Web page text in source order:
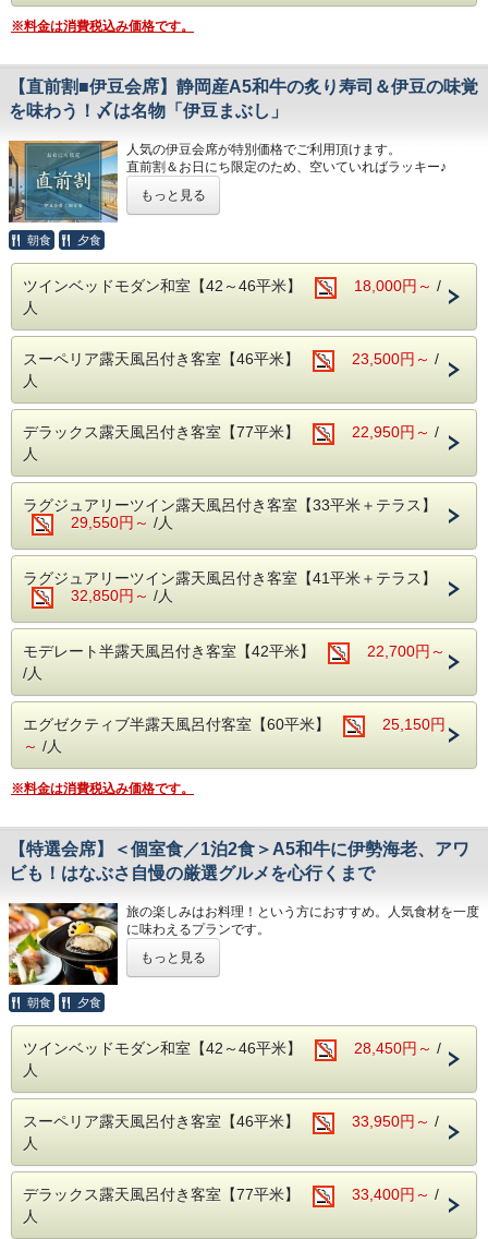
〆は、富嶽はなぶさ名物「いずまぶし」など
ご堪能下さい。
※ご夕食「伊豆会席」のボリューム★★★☆☆
※連泊の場合は、２泊目以降のお献立の内容が変わります。
【ご朝食】15種類の小鉢、郷土料理「国清汁」、鯵の干
物、三島西麓野菜の蒸し物
「ちょっとずつを沢山」お召し上がりいただく和定食です。
【温泉】
アルカリ性単純泉で肌に優しい温泉です。
天風呂（3か所）でお楽しみください。
※こちらのプランのお支払いは事前カード決済のみです。
※料金は消費税込み価格です。
【直前割■伊豆会席】静岡産A5和牛の炙り寿司＆伊豆の味覚
を味わう！〆は名物「伊豆まぶし」
人気の伊豆会席が特別価格でご利用頂けます。
直前割＆お日にち限定のため、空いていればラッキー♪
メインは「静岡産A5和牛の炙り寿司」
伊豆の味覚や、その時々の旬の新鮮な食材を板長が腕を振る
近海で獲れた魚介を中心とした新鮮なお刺身、
地元・韮山で育ったトマトのワイン煮、
〆は、富嶽はなぶさ名物、本山葵をすりおろしてご飯に乗せ
目でも舌でも季節を感じられる、自慢の月替わり会席料理を
ご堪能下さい。
お食事処でご用意致します。
＊連泊の場合は、２泊目以降のお献立の内容が変わります。
【ご朝食】15種類の小鉢、郷土料理「国清汁」、三島西麓
野菜の蒸し物、鯵の干物など、
「ちょっとずつを沢山」お召し上がりいただく和定食です。
◆お子様の夕食についてのご注意事項
・小学生高学年 お子様定食＋お造り
・小学生低学年・幼児 お子様定食
予約をお勧めします
朝夕とも個室の食事処でお召し上がりいただきます。
３ヶ所ある貸切風呂は空いていれば何回でもご利用頂けま
【おすすめポイント】
・お部屋から富士山が見える贅沢！（天気により異なりま
す）
ンと寛げます。
・貸切露天風呂は無料でご利用頂けます。
・お食事も個室でプライベーを確保。
・伊豆長岡温泉は、西伊豆、熱海、伊東、下田と各観光地へ
静岡県内にお住いのお客様にも、伊豆長岡は、温泉とアクセ
スの良さで、大変人気です。
もっと見る
朝食 夕食
ツインベッドモダン和室【42～46平米】 18,000円～ /
人
スーペリア露天風呂付き客室【46平米】 23,500円～ /
人
デラックス露天風呂付き客室【77平米】 22,950円～ /
人
ラグジュアリーツイン露天風呂付き客室【33平米＋テラス】
29,550円～ /人
ラグジュアリーツイン露天風呂付き客室【41平米＋テラス】
32,850円～ /人
モデレート半露天風呂付き客室【42平米】
22,700円～
/人
エグゼクティブ半露天風呂付客室【60平米】
25,150円
～ /人
※料金は消費税込み価格です。
【特選会席】＜個室食／1泊2食＞A5和牛に伊勢海老、アワ
ビも！はなぶさ自慢の厳選グルメを心行くまで
旅の楽しみはお料理！という方におすすめ。人気食材を一度
に味わえるプランです。
またご滞在中、快適に過ごすことがでるよう、HANA Style
のおもてなしもご用意しております。
・ラウンジでのゆったりチェックイン＆ウェルカムドリンク
のご用意（ご提供は17時まで）
・フリードリンクタイムあり（2Fラウンジにて・セルフ
式）
・女性には彩浴衣の無料貸し出し
す。
（24時～朝5時半はクローズ）
・お部屋は全て狩野川に面した、解放感溢れるお部屋。
もっと見る
朝食 夕食
ツインベッドモダン和室【42～46平米】 28,450円～ /
人
スーペリア露天風呂付き客室【46平米】 33,950円～ /
人
デラックス露天風呂付き客室【77平米】 33,400円～ /
人